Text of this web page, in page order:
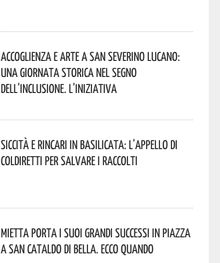
Accoglienza e arte a San Severino Lucano:
una giornata storica nel segno
dell’inclusione. L’iniziativa
Siccità e rincari in Basilicata: l’appello di
Coldiretti per salvare i raccolti
Mietta porta i suoi grandi successi in piazza
a San Cataldo di Bella. Ecco quando